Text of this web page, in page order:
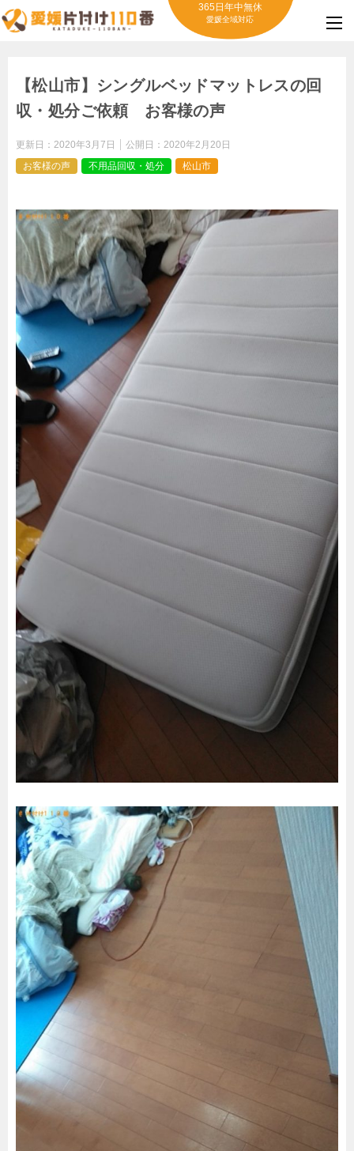
365日年中無休
愛媛全域対応
【松山市】シングルベッドマットレスの回
収・処分ご依頼 お客様の声
更新日： 2020年3月7日 公開日： 2020年2月20日
お客様の声
不用品回収・処分 松山市